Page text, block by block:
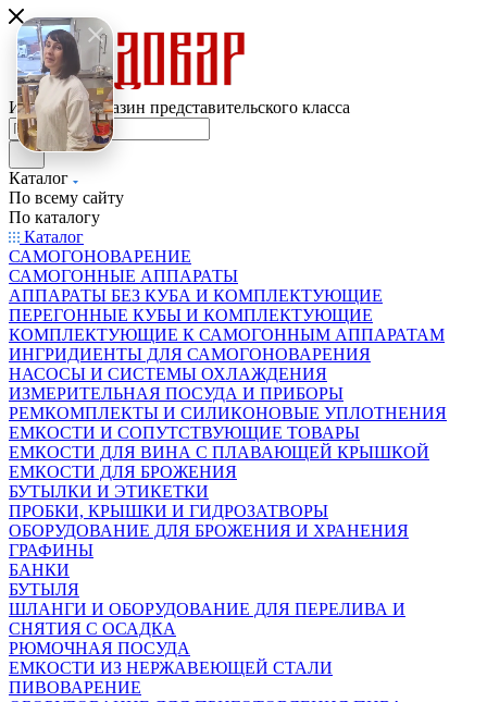
Интернет-магазин представительского класса
Каталог
По всему сайту
По каталогу
Каталог
САМОГОНОВАРЕНИЕ
САМОГОННЫЕ АППАРАТЫ
АППАРАТЫ БЕЗ КУБА И КОМПЛЕКТУЮЩИЕ
ПЕРЕГОННЫЕ КУБЫ И КОМПЛЕКТУЮЩИЕ
КОМПЛЕКТУЮЩИЕ К САМОГОННЫМ АППАРАТАМ
ИНГРИДИЕНТЫ ДЛЯ САМОГОНОВАРЕНИЯ
НАСОСЫ И СИСТЕМЫ ОХЛАЖДЕНИЯ
ИЗМЕРИТЕЛЬНАЯ ПОСУДА И ПРИБОРЫ
РЕМКОМПЛЕКТЫ И СИЛИКОНОВЫЕ УПЛОТНЕНИЯ
ЕМКОСТИ И СОПУТСТВУЮЩИЕ ТОВАРЫ
ЕМКОСТИ ДЛЯ ВИНА С ПЛАВАЮЩЕЙ КРЫШКОЙ
ЕМКОСТИ ДЛЯ БРОЖЕНИЯ
БУТЫЛКИ И ЭТИКЕТКИ
ПРОБКИ, КРЫШКИ И ГИДРОЗАТВОРЫ
ОБОРУДОВАНИЕ ДЛЯ БРОЖЕНИЯ И ХРАНЕНИЯ
ГРАФИНЫ
БАНКИ
БУТЫЛЯ
ШЛАНГИ И ОБОРУДОВАНИЕ ДЛЯ ПЕРЕЛИВА И
СНЯТИЯ С ОСАДКА
РЮМОЧНАЯ ПОСУДА
ЕМКОСТИ ИЗ НЕРЖАВЕЮЩЕЙ СТАЛИ
ПИВОВАРЕНИЕ